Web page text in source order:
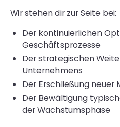
Wir stehen dir zur Seite bei:
Der kontinuierlichen
Geschäftsprozesse
Der strategischen
Unternehmens
Der Erschließung neuer
Der Bewältigung
der Wachstumsphase